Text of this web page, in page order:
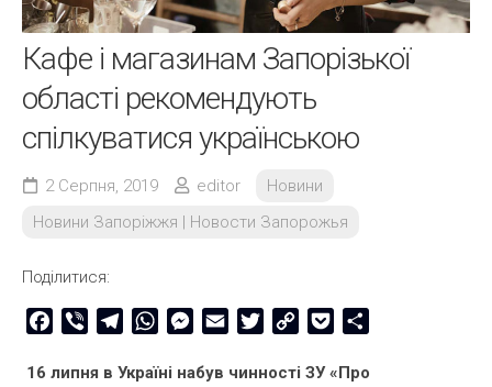
Кафе і магазинам Запорізької
області рекомендують
спілкуватися українською
2 Серпня, 2019 editor
Новини
Новини Запоріжжя | Новости Запорожья
Поділитися:
Facebook
Viber TelegramWhatsAppMessenger
Email TwitterCopy
Pocket
16 липня в Україні набув чинності ЗУ «Про